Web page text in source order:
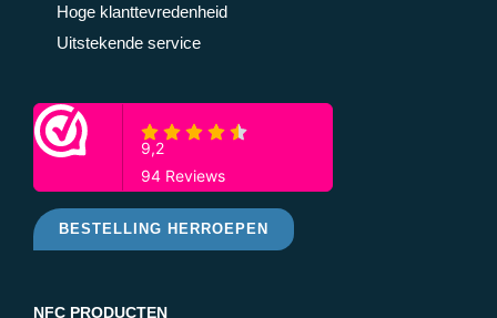
Hoge klanttevredenheid
Uitstekende service
BESTELLING HERROEPEN
NFC PRODUCTEN